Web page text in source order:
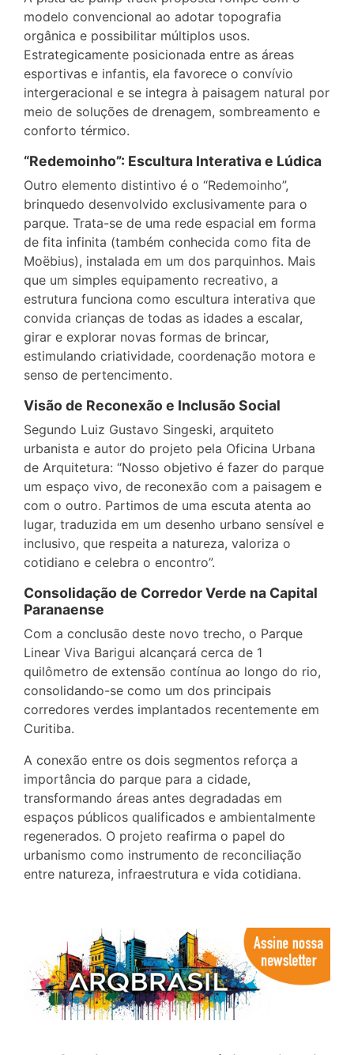
modelo convencional ao adotar topografia
orgânica e possibilitar múltiplos usos.
Estrategicamente posicionada entre as áreas
esportivas e infantis, ela favorece o convívio
intergeracional e se integra à paisagem natural por
meio de soluções de drenagem, sombreamento e
conforto térmico.
“Redemoinho”: Escultura Interativa e Lúdica
Outro elemento distintivo é o “Redemoinho”,
brinquedo desenvolvido exclusivamente para o
parque. Trata-se de uma rede espacial em forma
de fita infinita (também conhecida como fita de
Moëbius), instalada em um dos parquinhos. Mais
que um simples equipamento recreativo, a
estrutura funciona como escultura interativa que
convida crianças de todas as idades a escalar,
girar e explorar novas formas de brincar,
estimulando criatividade, coordenação motora e
senso de pertencimento.
Visão de Reconexão e Inclusão Social
Segundo Luiz Gustavo Singeski, arquiteto
urbanista e autor do projeto pela Oficina Urbana
de Arquitetura: “Nosso objetivo é fazer do parque
um espaço vivo, de reconexão com a paisagem e
com o outro. Partimos de uma escuta atenta ao
lugar, traduzida em um desenho urbano sensível e
inclusivo, que respeita a natureza, valoriza o
cotidiano e celebra o encontro”.
Consolidação de Corredor Verde na Capital
Paranaense
Com a conclusão deste novo trecho, o Parque
Linear Viva Barigui alcançará cerca de 1
quilômetro de extensão contínua ao longo do rio,
consolidando-se como um dos principais
corredores verdes implantados recentemente em
Curitiba.
A conexão entre os dois segmentos reforça a
importância do parque para a cidade,
transformando áreas antes degradadas em
espaços públicos qualificados e ambientalmente
regenerados. O projeto reafirma o papel do
urbanismo como instrumento de reconciliação
entre natureza, infraestrutura e vida cotidiana.